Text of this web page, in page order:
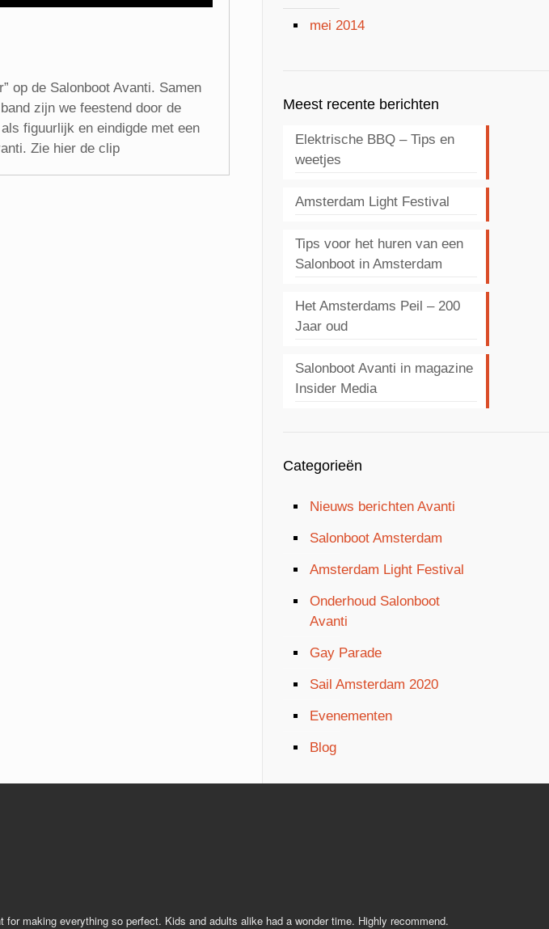
op de Salonboot Avanti. Samen
zijn we feestend door de
figuurlijk en eindigde met een
Zie hier de clip
mei 2014
Meest recente berichten
Elektrische BBQ – Tips en
weetjes
Amsterdam Light Festival
Tips voor het huren van een
Salonboot in Amsterdam
Het Amsterdams Peil – 200
Jaar oud
Salonboot Avanti in magazine
Insider Media
Categorieën
Nieuws berichten Avanti
Salonboot Amsterdam
Amsterdam Light Festival
Onderhoud Salonboot
Avanti
Gay Parade
Sail Amsterdam 2020
Evenementen
Blog
making everything so perfect. Kids and adults alike had a wonder time. Highly recommend.